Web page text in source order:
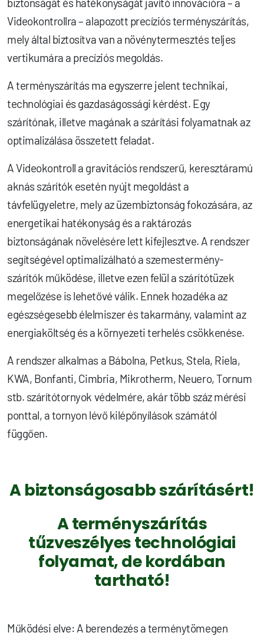
biztonságát és hatékonyságát javító innovációra – a
Videokontrollra – alapozott precíziós terményszárítás,
mely által biztosítva van a növénytermesztés teljes
vertikumára a precíziós megoldás.
A terményszárítás ma egyszerre jelent technikai,
technológiai és gazdaságossági kérdést. Egy
szárítónak, illetve magának a szárítási folyamatnak az
optimalizálása összetett feladat.
A Videokontroll a gravitációs rendszerű, keresztáramú
aknás szárítók esetén nyújt megoldást a
távfelügyeletre, mely az üzembiztonság fokozására, az
energetikai hatékonyság és a raktározás
biztonságának növelésére lett kifejlesztve. A rendszer
segítségével optimalizálható a szemestermény-
szárítók működése, illetve ezen felül a szárítótüzek
megelőzése is lehetővé válik. Ennek hozadéka az
egészségesebb élelmiszer és takarmány, valamint az
energiaköltség és a környezeti terhelés csökkenése.
A rendszer alkalmas a Bábolna, Petkus, Stela, Riela,
KWA, Bonfanti, Cimbria, Mikrotherm, Neuero, Tornum
stb. szárítótornyok védelmére, akár több száz mérési
ponttal, a tornyon lévő kilépőnyílások számától
függően.
A biztonságosabb szárításért!
A terményszárítás
tűzveszélyes technológiai
folyamat, de kordában
tartható!
Működési elve: A berendezés a terménytömegen